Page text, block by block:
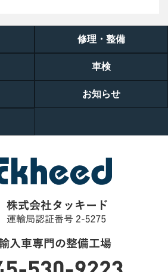
修理・整備
車検
お知らせ